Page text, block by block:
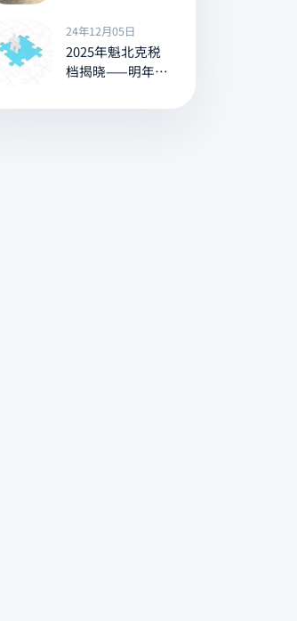
览
24年12月05日
2025年魁北克税
档揭晓——明年你